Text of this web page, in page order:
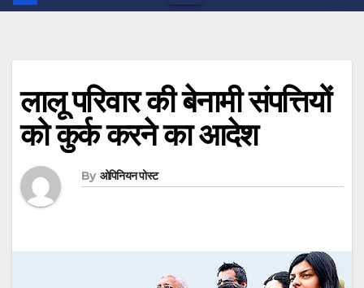
लालू परिवार की बेनामी संपत्तियों
को कुर्क करने का आदेश
By ओपिनियन पोस्ट